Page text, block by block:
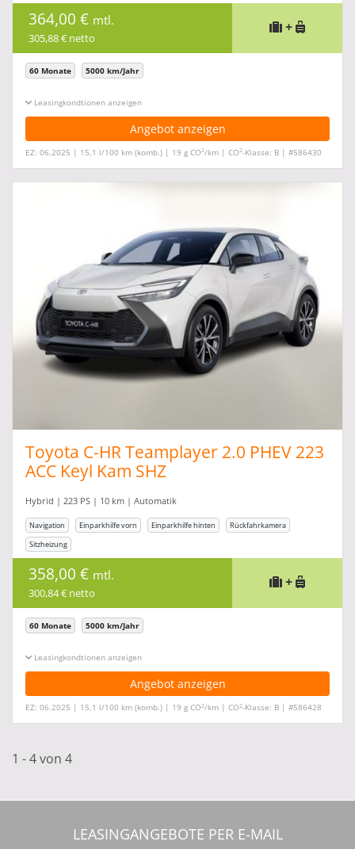
364,00 € mtl.
305,88 € netto
+
60 Monate 5000 km/Jahr
Leasingkonditionen ein-/ausblenden
Angebot anzeigen
EZ: 06.2025 | 15,1 l/100 km (komb.) | 19 g CO2/km | CO2-Klasse: B | #586430
Toyota C-HR Teamplayer 2.0 PHEV 223
ACC Keyl Kam SHZ
Hybrid | 223 PS | 10 km | Automatik
Navigation Einparkhilfe vorn Einparkhilfe hinten
Rückfahrkamera
Sitzheizung
358,00 € mtl.
300,84 € netto
+
60 Monate 5000 km/Jahr
Leasingkonditionen ein-/ausblenden
Angebot anzeigen
EZ: 06.2025 | 15,1 l/100 km (komb.) | 19 g CO2/km | CO2-Klasse: B | #586428
1 - 4 von 4
LEASINGANGEBOTE PER E-MAIL